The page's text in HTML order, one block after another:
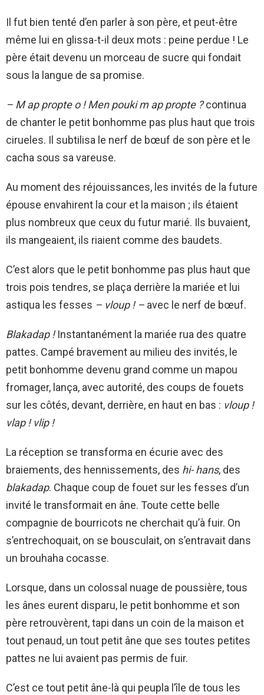
Il fut bien tenté d’en parler à son père, et peut-être
même lui en glissa-t-il deux mots : peine perdue ! Le
père était devenu un morceau de sucre qui fondait
sous la langue de sa promise.
– M ap propte o ! Men pouki m ap propte ?continua
de chanter le petit bonhomme pas plus haut que trois
cirueles. Il subtilisa le nerf de bœuf de son père et le
cacha sous sa vareuse.
Au moment des réjouissances, les invités de la future
épouse envahirent la cour et la maison ; ils étaient
plus nombreux que ceux du futur marié. Ils buvaient,
ils mangeaient, ils riaient comme des baudets.
C’est alors que le petit bonhomme pas plus haut que
trois pois tendres, se plaça derrière la mariée et lui
astiqua les fesses – vloup ! – avec le nerf de bœuf.
Blakadap !Instantanément la mariée rua des quatre
pattes. Campé bravement au milieu des invités, le
petit bonhomme devenu grand comme un mapou
fromager, lança, avec autorité, des coups de fouets
sur les côtés, devant, derrière, en haut en bas : vloup !
vlap ! vlip !
La réception se transforma en écurie avec des
braiements, des hennissements, des hi- hans, des
blakadap. Chaque coup de fouet sur les fesses d’un
invité le transformait en âne. Toute cette belle
compagnie de bourricots ne cherchait qu’à fuir. On
s’entrechoquait, on se bousculait, on s’entravait dans
un brouhaha cocasse.
Lorsque, dans un colossal nuage de poussière, tous
les ânes eurent disparu, le petit bonhomme et son
père retrouvèrent, tapi dans un coin de la maison et
tout penaud, un tout petit âne que ses toutes petites
pattes ne lui avaient pas permis de fuir.
C’est ce tout petit âne-là qui peupla l’île de tous les